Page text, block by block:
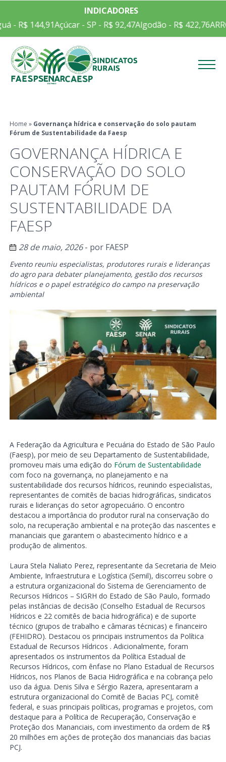
INDICADORES
R$ 144,91Açúcar - SP - R$ 92,47Algodão - R$ 422,76ARROZ
Home » Governança hídrica e conservação do solo pautam
Fórum de Sustentabilidade da Faesp
GOVERNANÇA HÍDRICA E
CONSERVAÇÃO DO SOLO
PAUTAM FÓRUM DE
SUSTENTABILIDADE DA
FAESP
28 de maio, 2026- por FAESP
Evento reuniu especialistas, produtores rurais e lideranças
do agro para debater planejamento, gestão dos recursos
hídricos e o papel estratégico do campo na preservação
ambiental
A Federação da Agricultura e Pecuária do Estado de São Paulo
(Faesp), por meio de seu Departamento de Sustentabilidade,
promoveu mais uma edição do Fórum de Sustentabilidade
com foco na governança, no planejamento e na
sustentabilidade dos recursos hídricos, reunindo especialistas,
representantes de comitês de bacias hidrográficas, sindicatos
rurais e lideranças do setor agropecuário. O encontro
destacou a importância do produtor rural na conservação do
solo, na recuperação ambiental e na proteção das nascentes e
mananciais que garantem o abastecimento hídrico e a
produção de alimentos.
Laura Stela Naliato Perez, representante da Secretaria de Meio
Ambiente, Infraestrutura e Logística (Semil), discorreu sobre o
a estrutura organizacional do Sistema de Gerenciamento de
Recursos Hídricos – SIGRH do Estado de São Paulo, formado
pelas instâncias de decisão (Conselho Estadual de Recursos
Hídricos e 22 comitês de bacia hidrográfica) e de suporte
técnico (grupos de trabalho e câmaras técnicas) e financeiro
(FEHIDRO). Destacou os principais instrumentos da Política
Estadual de Recursos Hídricos . Adicionalmente, foram
apresentados os instrumentos da Política Estadual de
Recursos Hídricos, com ênfase no Plano Estadual de Recursos
Hídricos, nos Planos de Bacia Hidrográfica e na cobrança pelo
uso da água. Denis Silva e Sérgio Razera, apresentaram a
estrutura organizacional do Comitê de Bacias PCJ, comitê
federal, e suas principais políticas, programas e projetos, com
destaque para a Política de Recuperação, Conservação e
Proteção dos Mananciais, com investimento da ordem de R$
20 milhões em ações de proteção dos mananciais das bacias
PCJ.